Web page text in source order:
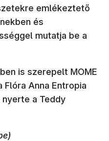
emlékeztető
és
mutatja be a
is szerepelt MOME
Flóra Anna Entropia
a Teddy